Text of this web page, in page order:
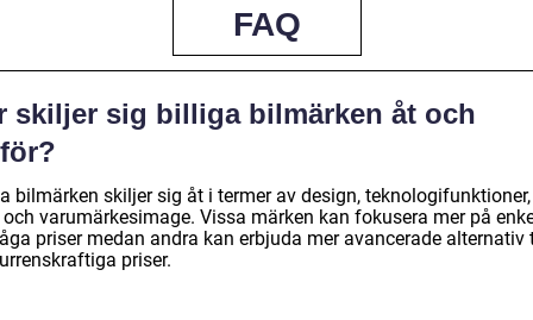
FAQ
skiljer sig billiga bilmärken åt och
bilmärken skiljer sig åt i termer av design, teknologifunktioner,
varumärkesimage. Vissa märken kan fokusera mer på
priser medan andra kan erbjuda mer avancerade alternativ
priser.